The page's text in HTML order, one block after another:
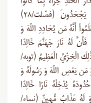
الْخُلْدِ جَزَاء بِمَا كَانُوا
بِآيَاتِنَا يَجْحَدُونَ (فصّلت/۲۸)
أَنَّهُ مَن يُحَادِدِ اللّهَ وَ
فَأَنَّ لَهُ نَارَ جَهَنَّمَ خَالِدًا
الْخِزْيُ الْعَظِيمُ (توبه/
وَ مَن يَعْصِ اللّهَ وَ رَسُولَهُ وَ
يُدْخِلْهُ نَارًا خَالِدًا
لَهُ عَذَابٌ مُّهِينٌ (نساء/